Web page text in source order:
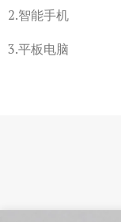
2.智能手机
3.平板电脑